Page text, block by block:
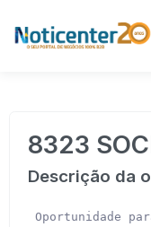
8323
Descrição da
Oportunidade